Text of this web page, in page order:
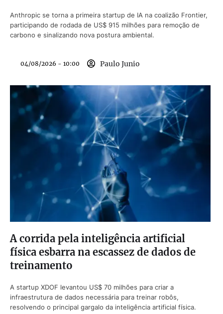
Anthropic se torna a primeira startup de IA na coalizão Frontier,
participando de rodada de US$ 915 milhões para remoção de
carbono e sinalizando nova postura ambiental.
04/08/2026 - 10:00 Paulo Junio
A corrida pela inteligência artificial
física esbarra na escassez de dados de
treinamento
A startup XDOF levantou US$ 70 milhões para criar a
infraestrutura de dados necessária para treinar robôs,
resolvendo o principal gargalo da inteligência artificial física.